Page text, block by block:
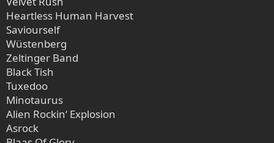
Heartless Human Harvest
Saviourself
Wüstenberg
Zeltinger Band
Black Tish
Tuxedoo
Minotaurus
Alien Rockin‘ Explosion
Asrock